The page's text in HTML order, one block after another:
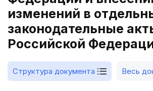
изменений в
законодательные
Российской
Структура документа Весь